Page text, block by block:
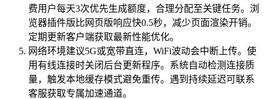
费用户每天3次优先生成额度，合理分配至关键任务。浏
览器插件版比网页版响应快0.5秒，减少页面渲染开销。
定期更新客户端获取最新性能优化。
网络环境建议5G或宽带直连，WiFi波动会中断上传。使
用有线连接时关闭后台更新程序。系统自动检测连接质
量，触发本地缓存模式避免重传。遇到持续延迟可联系
客服获取专属加速通道。